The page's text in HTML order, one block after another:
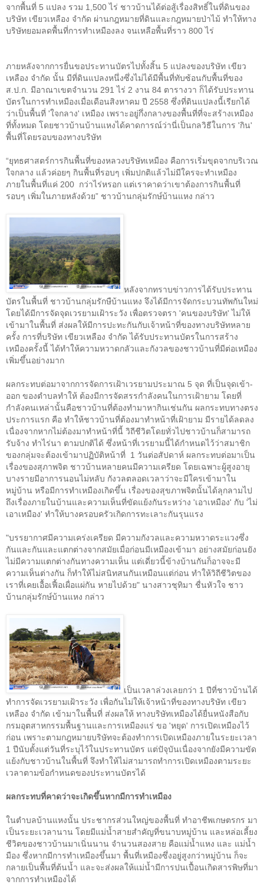
จากพื้นที่ 5 แปลง รวม 1,500ไร่ ชาวบ้านได้ต่อสู้เรื่องสิทธิ์ในที่ดินของ
บริษัท เขียวเหลือง จำกัด ผ่านกฎหมายที่ดินและกฎหมายป่าไม้ ทำให้ทาง
บริษัทยอมลดพื้นที่การทำเหมืองลง จนเหลือพื้นที่ราว 800ไร่
ภายหลังจากการยื่นขอประทานบัตรไปทั้งสิ้น 5 แปลงของบริษัท เขียว
เหลือง จำกัด นั้น มีที่ดินแปลงหนึ่งซึ่งไม่ได้มีพื้นที่ทับซ้อนกับพื้นที่ของ
ส ป ก มีอาณาเขตจำนวน 291ไร่ 2 งาน 84 ตารางวา ก็ได้รับประทาน
บัตรในการทำเหมืองเมื่อเดือนสิงหาคม ปี 2558 ซึ่งที่ดินแปลงนี้เรียกได้
ว่าเป็นพื้นที่ 'ใจกลาง' เหมือง เพราะอยู่กึ่งกลางของพื้นที่ที่จะสร้างเหมือง
ที่ทั้งหมด โดยชาวบ้านบ้านแหงได้คาดการณ์ว่านี่เป็นกลวิธีในการ 'กิน'
พื้นที่โดยรอบของทางบริษัท
“ยุทธศาสตร์การกินพื้นที่ของหลวงบริษัทเหมือง คือการเริ่มขุดจากบริเวณ
ใจกลาง แล้วค่อยๆ กินพื้นที่รอบๆ เพิ่มปกติแล้วไม่มีใครจะทำเหมือง
ภายในพื้นที่แค่ 200 กว่าไร่หรอก แต่เราคาดว่าเขาต้องการกินพื้นที่
รอบๆ เพิ่มในภายหลังด้วย” ชาวบ้านกลุ่มรักษ์บ้านแหง กล่าว
หลังจากทราบข่าวการได้รับประทาน
บัตรในพื้นที่ ชาวบ้านกลุ่มรักษืบ้านแหง จึงได้มีการจัดกระบวนทัพกันใหม่
โดยได้มีการจัดจุดเวรยามเฝ้าระวัง เพื่อตรวจตรา 'คนของบริษัท'ไม่ให้
เข้ามาในพื้นที่ ส่งผลให้มีการปะทะกันกับเจ้าหน้าที่ของทางบริษัทหลาย
ครั้ง การที่บริษัท เขียวเหลือง จำกัด ได้รับประทานบัตรในการสร้าง
เหมืองครั้งนี้ ได้ทำให้ความหวาดกลัวและกังวลของชาวบ้านที่มีต่อเหมือง
เพิ่มขึ้นอย่างมาก
ผลกระทบต่อมาจากการจัดการเฝ้าเวรยามประมาณ 5 จุด ที่เป็นจุดเข้า-
ออก ของตำบลทำให้ ต้องมีการจัดสรรกำลังคนในการเฝ้ายาม โดยที่
กำลังคนเหล่านั้นคือชาวบ้านที่ต้องทำมาหากินเช่นกัน ผลกระทบทางตรง
ประการแรก คือ ทำให้ชาวบ้านที่ต้องมาทำหน้าที่เฝ้ายาม มีรายได้ลดลง
เนื่องจากหากไม่ต้องมาทำหน้าที่นี้ วิถีชีวิตโดยทั่วไปชาวบ้านก็สามารถ
รับจ้าง ทำไร่นา ตามปกติได้ ซึ่งหน้าที่เวรยามนี้ได้กำหนดไว้ว่าสมาชิก
ของกลุ่มจะต้องเข้ามาปฏิบัติหน้าที่ 1 วันต่อสัปดาห์ ผลกระทบต่อมาเป็น
เรื่องของสุภาพจิต ชาวบ้านหลายคนมีความเครียด โดยเฉพาะผู้สูงอายุ
บางรายมีอาการนอนไม่หลับ กังวลตลอดเวลาว่าจะมีใครเข้ามาใน
หมู่บ้าน หรือมีการทำเหมืองเกิดขึ้น เรื่องของสุขภาพจิตนั้นได้ลุกลามไป
ถึงเรื่องภายในบ้านและความเห็นที่ขัดแย้งกันระหว่าง 'เอาเหมือง' กับ 'ไม่
เอาเหมือง' ทำให้บางครอบครัวเกิดการทะเลาะกันรุนแรง
"บรรยากาศมีความเคร่งเครียด มีความกังวลและความหวาดระแวงซึ่ง
กันและกันและแตกต่างจากสมัยเมื่อก่อนมีเหมืองเข้ามา อย่างสมัยก่อนยัง
ไม่มีความแตกต่างกันทางความเห็น แต่เดี่ยวนี้ข้างบ้านกันก็อาจจะมี
ความเห็นต่างกัน ก็ทำให้ไม่สนิทสนกันเหมือนแต่ก่อน ทำให้วิถีชีวิตของ
เราที่เคยเอื้อเฟื้อเผื่อแผ่กัน หายไปด้วย" นางสาวชุทิมา ชื่นหัวใจ ชาว
บ้านกลุ่มรักษ์บ้านแหง กล่าว
เป็นเวลาล่วงเลยกว่า 1 ปีที่ชาวบ้านได้
ทำการจัดเวรยามเฝ้าระวัง เพื่อกันไม่ให้เจ้าหน้าที่ของทางบริษัท เขียว
เหลือง จำกัด เข้ามาในพื้นที่ ส่งผลให้ ทางบริษัทเหมืองได้ยื่นหนังสือกับ
กรมอุตสาหกรรมพื้นฐานและการเหมืองแร่ ขอ 'หยุด' การเปิดเหมืองไว้
ก่อน เพราะตามกฎหมายบริษัทจะต้องทำการเปิดเหมืองภายในระยะเวลา
1 ปีนับตั้งแต่วันที่ระบุไว้ในประทานบัตร แต่ปัจุบันเนื่องจากยังมีความขัด
แย้งกับชาวบ้านในพื้นที่ จึงทำให้ไม่สามารถทำการเปิดเหมืองตามระยะ
เวลาตามข้อกำหนดของประทานบัตรได้
ผลกระทบที่คาดว่าจะเกิดขึ้นหากมีการทำเหมือง
ในตำบลบ้านแหงนั้น ประชากรส่วนใหญ่ของพื้นที่ ทำอาชีพเกษตรกร มา
เป็นระยะเวลานาน โดยมีแม่น้ำสายสำคัญที่ขนาบหมู่บ้าน และหล่อเลี้ยง
ชีวิตของชาวบ้านมาเนิ่นนาน จำนวนสองสาย คือแม่น้ำแหง และ แม่น้ำ
มือง ซึ่งหากมีการทำเหมืองขึ้นมา พื้นที่เหมืองซึ่งอยู่สูงกว่าหมู่บ้าน ก็จะ
กลายเป็นพื้นที่ต้นน้ำ และจะส่งผลให้แม่น้ำมีการปนเปื้อนเกิดสารพิษที่มา
จากการทำเหมืองได้